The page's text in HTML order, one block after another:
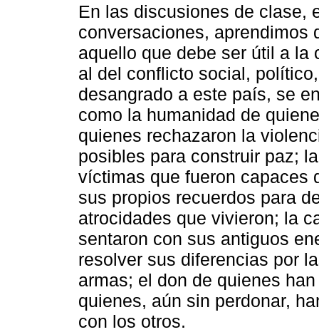
En las discusiones de clase,
conversaciones, aprendimos
aquello que debe ser útil a la
al del conflicto social,
desangrado a este país, se
como la humanidad de
quienes rechazaron la
posibles para construir paz;
víctimas que fueron capaces
sus propios recuerdos para
atrocidades que vivieron; la
sentaron con sus antiguos
resolver sus diferencias por
armas; el don de quienes
quienes, aún sin perdonar,
con los otros.